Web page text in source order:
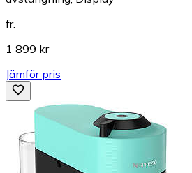
fr.
1 899 kr
Jämför pris